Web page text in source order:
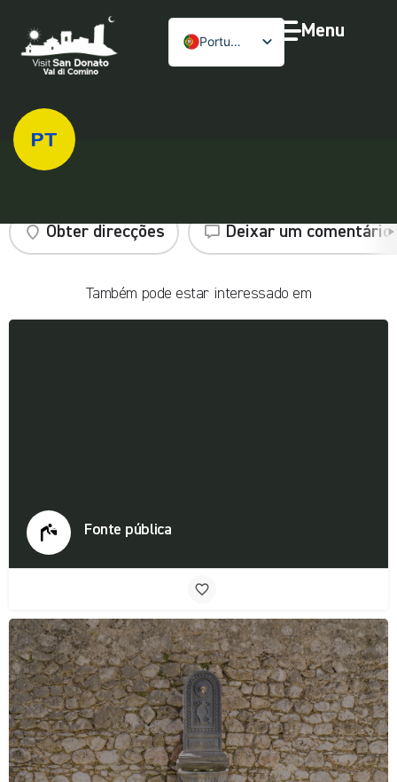
Português
Menu
Obter direcções Deixar um comentário
Também pode estar interessado em
Fonte pública